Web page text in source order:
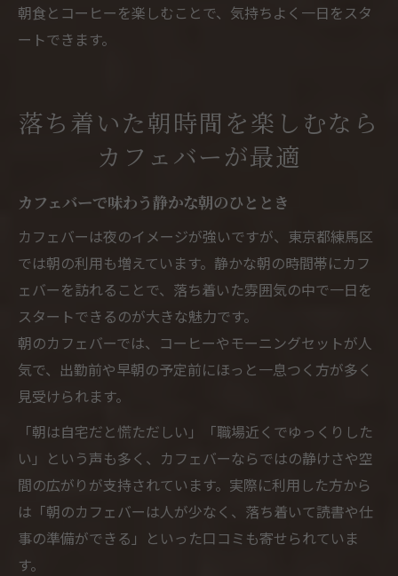
朝食とコーヒーを楽しむことで、気持ちよく一日をスタ
ートできます。
落ち着いた朝時間を楽しむなら
カフェバーが最適
カフェバーで味わう静かな朝のひととき
カフェバーは夜のイメージが強いですが、東京都練馬区
では朝の利用も増えています。静かな朝の時間帯にカフ
ェバーを訪れることで、落ち着いた雰囲気の中で一日を
スタートできるのが大きな魅力です。
朝のカフェバーでは、コーヒーやモーニングセットが人
気で、出勤前や早朝の予定前にほっと一息つく方が多く
見受けられます。
「朝は自宅だと慌ただしい」「職場近くでゆっくりした
い」という声も多く、カフェバーならではの静けさや空
間の広がりが支持されています。実際に利用した方から
は「朝のカフェバーは人が少なく、落ち着いて読書や仕
事の準備ができる」といった口コミも寄せられていま
す。